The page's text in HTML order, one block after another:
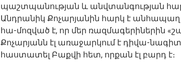
պաշտպանության և անվտանգության
Անդրանիկ Քոչարյանին հարկ է անհապաղ
հա-մոզված է, որ մեր ռազմագերիներին
Քոչարյանն էլ առաջարկում է դիվա-
հաստատել Բաքվի հետ, որքան էլ բարդ է։